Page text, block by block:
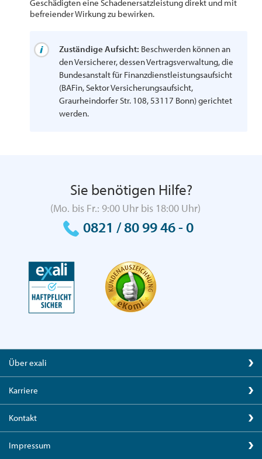
Geschädigten eine Schadenersatzleistung direkt und mit
befreiender Wirkung zu bewirken.
Zuständige Aufsicht: Beschwerden können an
den Versicherer, dessen Vertragsverwaltung, die
Bundesanstalt für Finanzdienstleistungsaufsicht
(BAFin, Sektor Versicherungsaufsicht,
Graurheindorfer Str. 108, 53117 Bonn) gerichtet
werden.
Sie benötigen Hilfe?
(Mo. bis Fr.: 9:00 Uhr bis 18:00 Uhr)
0821 / 80 99 46 - 0
Über exali
Karriere
Kontakt
Impressum